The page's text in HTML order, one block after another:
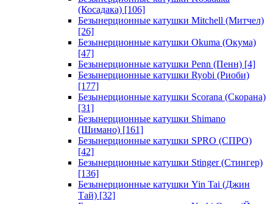
(Косадака) [106]
Безынерционные катушки Mitchell (Митчел)
[26]
Безынерционные катушки Okuma (Окума)
[47]
Безынерционные катушки Penn (Пенн) [4]
Безынерционные катушки Ryobi (Риоби)
[177]
Безынерционные катушки Scorana (Скорана)
[31]
Безынерционные катушки Shimano
(Шимано) [161]
Безынерционные катушки SPRO (СПРО)
[42]
Безынерционные катушки Stinger (Стингер)
[136]
Безынерционные катушки Yin Tai (Джин
Тай) [32]